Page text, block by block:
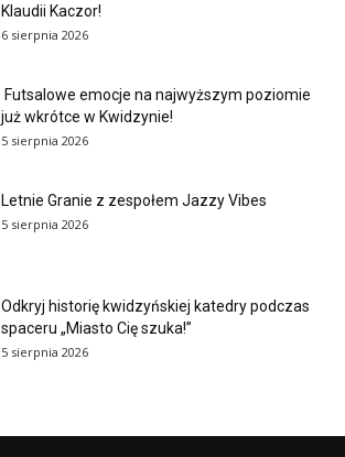
Klaudii Kaczor!
6 sierpnia 2026
Futsalowe emocje na najwyższym poziomie
już wkrótce w Kwidzynie!
5 sierpnia 2026
Letnie Granie z zespołem Jazzy Vibes
5 sierpnia 2026
Odkryj historię kwidzyńskiej katedry podczas
spaceru „Miasto Cię szuka!”
5 sierpnia 2026